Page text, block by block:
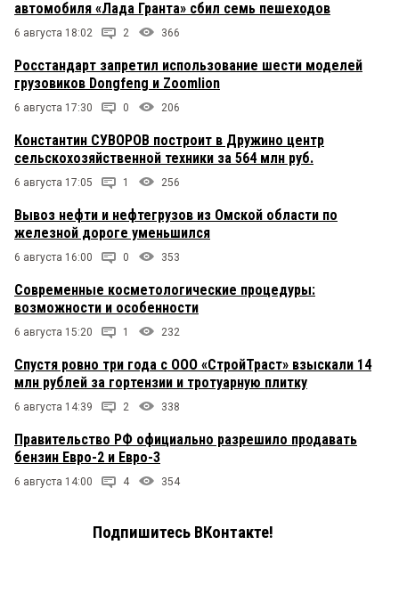
автомобиля «Лада Гранта» сбил семь пешеходов
6 августа 18:02 2 366
Росстандарт запретил использование шести моделей
грузовиков Dongfeng и Zoomlion
6 августа 17:30 0 206
Константин СУВОРОВ построит в Дружино центр
сельскохозяйственной техники за 564 млн руб.
6 августа 17:05 1 256
Вывоз нефти и нефтегрузов из Омской области по
железной дороге уменьшился
6 августа 16:00 0 353
Современные косметологические процедуры:
возможности и особенности
6 августа 15:20 1 232
Спустя ровно три года с ООО «СтройТраст» взыскали 14
млн рублей за гортензии и тротуарную плитку
6 августа 14:39 2 338
Правительство РФ официально разрешило продавать
бензин Евро-2 и Евро-3
6 августа 14:00 4 354
Подпишитесь ВКонтакте!